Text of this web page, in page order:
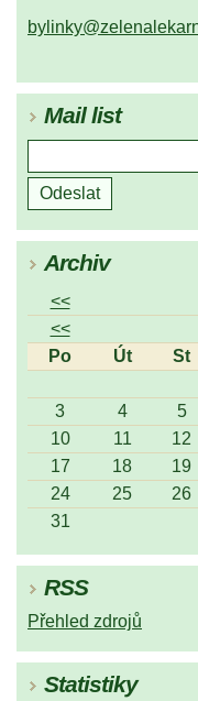
Mail list
Archiv
<<
<<
Po
Út St
3
4 5
10
11 12
17
18 19
24
25 26
31
RSS
Přehled zdrojů
Statistiky